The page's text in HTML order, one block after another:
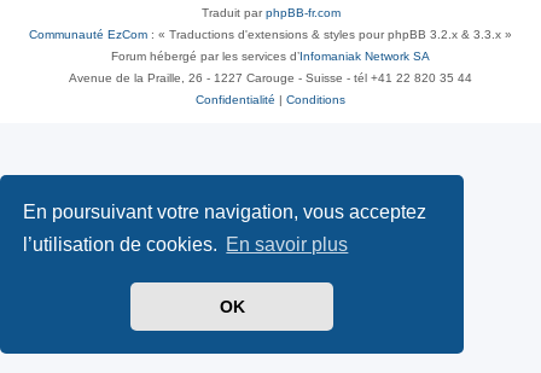
En poursuivant votre navigation, vous acceptez
l’utilisation de cookies. En savoir plus
OK
Traduit parphpBB-fr.com
Communauté EzCom : « Traductions d'extensions & styles pour phpBB 3.2.x & 3.3.x »
Forum hébergé par les services d’ Infomaniak Network SA
Avenue de la Praille, 26 - 1227 Carouge - Suisse - tél +41 22 820 35 44
Confidentialité
Conditions